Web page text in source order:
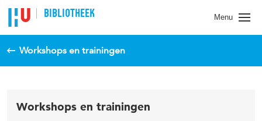
BIBLIOTHEEK Menu
Workshops en trainingen
Workshops en trainingen